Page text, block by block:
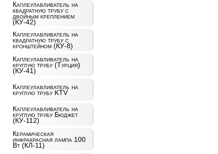
Каплеулавливатель на
квадратную трубу с
двойным креплением
(КУ-42)
Каплеулавливатель на
квадратную трубу с
кронштейном (КУ-8)
Каплеулавливатель на
круглую трубу (Турция)
(КУ-41)
Каплеулавливатель на
круглую трубу KTV
Каплеулавливатель на
круглую трубу Бюджет
(КУ-112)
Керамическая
инфракрасная лампа 100
Вт (КЛ-11)